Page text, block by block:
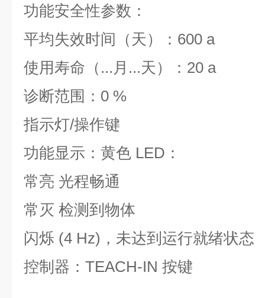
功能安全性参数：
平均失效时间（天）：600 a
使用寿命（...月...天）：20 a
诊断范围：0 %
指示灯/操作键
功能显示：黄色 LED：
常亮 光程畅通
常灭 检测到物体
闪烁 (4 Hz)，未达到运行就绪状态
控制器：TEACH-IN 按键